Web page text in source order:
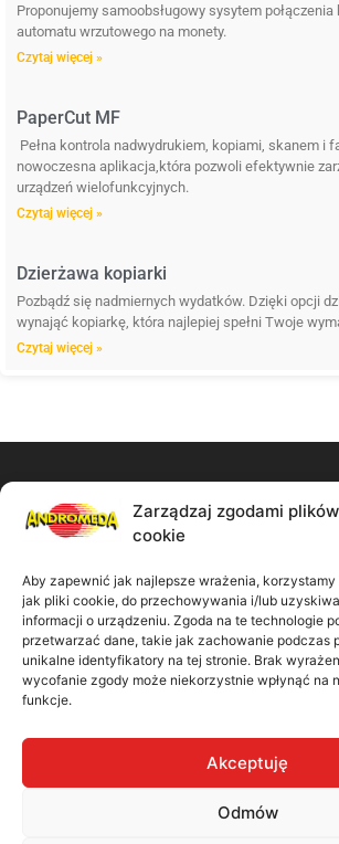
Zarządzaj zgodami plików
cookie
Aby zapewnić jak najlepsze wrażenia,
jak pliki cookie, do przechowywania i/lub
informacji o urządzeniu. Zgoda na te technologie
przetwarzać dane, takie jak zachowanie podczas
unikalne identyfikatory na tej stronie. Brak
wycofanie zgody może niekorzystnie wpłynąć na
funkcje.
Akceptuję
Odmów
Proponujemy samoobsługowy sysytem
automatu wrzutowego na monety.
Czytaj więcej »
PaperCut MF
Pełna kontrola nadwydrukiem, kopiami, skanem i
nowoczesna aplikacja,która pozwoli efektywnie
urządzeń wielofunkcyjnych.
Czytaj więcej »
Dzierżawa kopiarki
Pozbądź się nadmiernych wydatków. Dzięki opcji
wynająć kopiarkę, która najlepiej spełni Twoje
Czytaj więcej »
Zadzwoń do nas:
61 867 11 91
Napisz wiadomość:
biuro@madbiuro.pl
ul. Kamiennogórska 9/41 60-179